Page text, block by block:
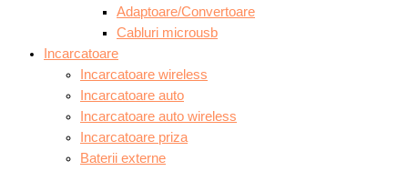
Adaptoare/Convertoare
Cabluri microusb
Incarcatoare
Incarcatoare wireless
Incarcatoare auto
Incarcatoare auto wireless
Incarcatoare priza
Baterii externe